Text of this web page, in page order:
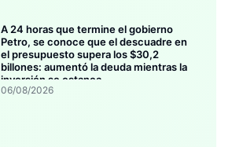
A 24 horas que termine el gobierno
Petro, se conoce que el descuadre en
el presupuesto supera los $30,2
billones: aumentó la deuda mientras la
inversión se estanca
06/08/2026